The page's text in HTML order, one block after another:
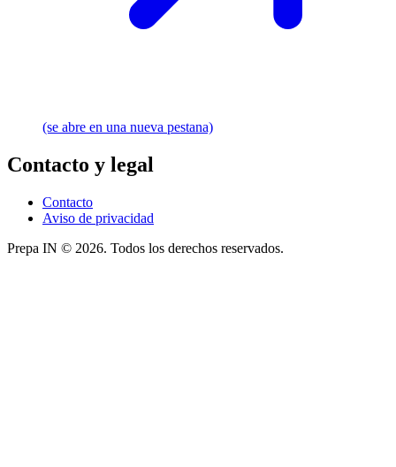
(se abre en una nueva pestana)
Contacto y legal
Contacto
Aviso de privacidad
Prepa IN © 2026. Todos los derechos reservados.